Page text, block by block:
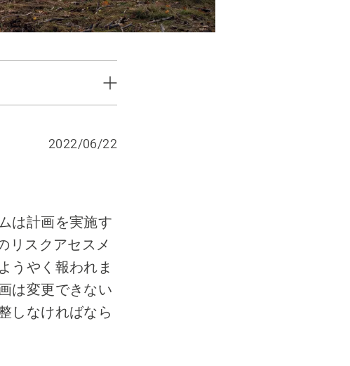
2022/06/22
は計画を実施す
リスクアセスメ
うやく報われま
は変更できない
しなければなら